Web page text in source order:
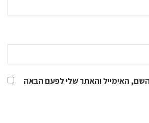
האימייל והאתר שלי לפעם הבאה